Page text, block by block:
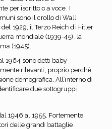
per iscritto o a voce. I
sono il crollo di Wall
1929, il Terzo Reich di Hitler
mondiale (1939-45), la
(1945).
1964 sono detti baby
rilevanti, proprio perché
demografica. All’interno di
due sottogruppi
1946 al 1955. Fortemente
delle grandi battaglie